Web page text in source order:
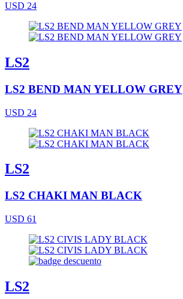
USD 24
LS2
LS2 BEND MAN YELLOW GREY
USD 24
LS2
LS2 CHAKI MAN BLACK
USD 61
LS2